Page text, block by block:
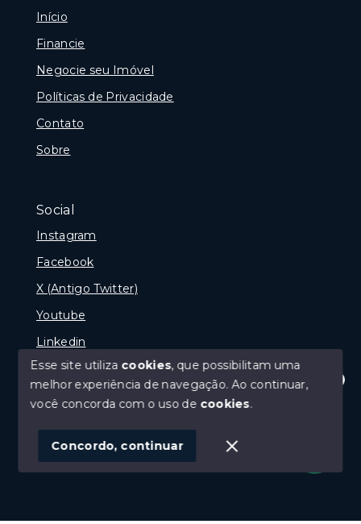
Olá! Estamos disponíveis para te ajudar.
Início
Financie
Negocie seu Imóvel
Políticas de Privacidade
Contato
Sobre
Social
Instagram
Facebook
X (Antigo Twitter)
Youtube
Linkedin
© Copyright 2026 - naPraia Imobiliária - Todos os
SITE PARA IMOBILIARIA
Esse site utiliza cookies, que possibilitam uma
melhor experiência de navegação.Ao continuar,
você concorda com o uso de cookies.
Concordo, continuar